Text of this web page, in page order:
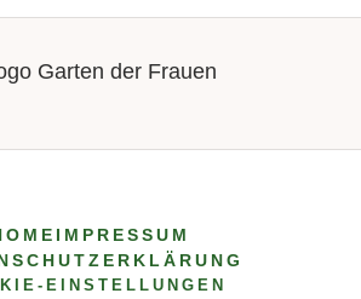
IMPRESSUM
EINSTELLUNGEN